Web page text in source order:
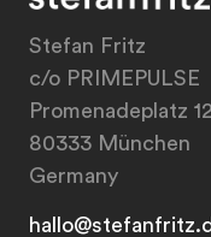
Stefan Fritz
c/o PRIMEPULSE
Promenadeplatz 12
80333 München
Germany